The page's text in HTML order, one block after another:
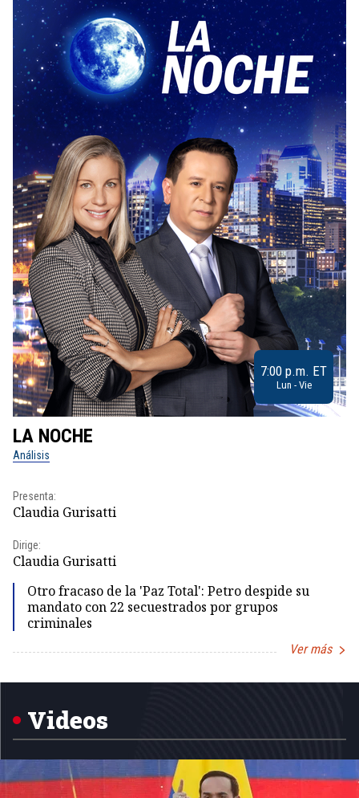
7:00 p.m. ET
Lun - Vie
LA NOCHE
Análisis
Presenta:
Claudia Gurisatti
Dirige:
Claudia Gurisatti
Otro fracaso de la 'Paz Total': Petro despide su
mandato con 22 secuestrados por grupos
criminales
Ver más
1
Videos